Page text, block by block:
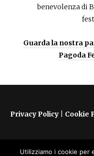
benevolenza di
Guarda la nostra
Pagoda
Privacy Policy Cookie
Utilizziamo i cookie per